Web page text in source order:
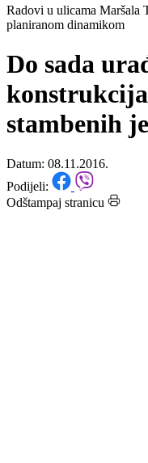
Početna/Press konferencije
Radovi u ulicama Maršala
planiranom dinamikom
Do sada
konstrukcija
stambenih
Datum: 08.11.2016.